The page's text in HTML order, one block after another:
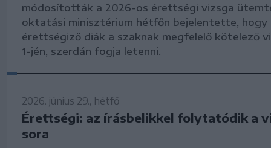
módosították a 2026-os érettségi vizsga
oktatási minisztérium hétfőn bejelentette, hogy
érettségiző diák a szaknak megfelelő kötelező
1-jén, szerdán fogja letenni.
2026. június 29., hétfő
Érettségi: az írásbelikkel folytatódik a
sora